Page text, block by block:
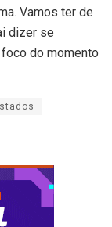
Vamos ter de
dizer se
do momento